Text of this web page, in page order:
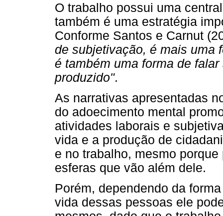
O trabalho possui uma
também é uma estratégia
Conforme Santos e Carnut
de subjetivação, é mais uma
é também uma forma de
produzido".
As narrativas apresentadas
do adoecimento mental
atividades laborais e
vida e a produção de
e no trabalho, mesmo
esferas que vão além dele.
Porém, dependendo da
vida dessas pessoas ele